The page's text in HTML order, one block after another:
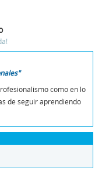
como en lo
de seguir aprendiendo